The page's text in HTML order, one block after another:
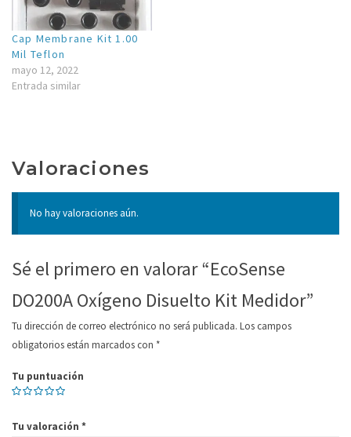
Cap Membrane Kit 1.00
Mil Teflon
mayo 12, 2022
Entrada similar
Valoraciones
No hay valoraciones aún.
Sé el primero en valorar “EcoSense
DO200A Oxígeno Disuelto Kit Medidor”
Tu dirección de correo electrónico no será publicada. Los campos
obligatorios están marcados con *
Tu puntuación
Tu valoración *